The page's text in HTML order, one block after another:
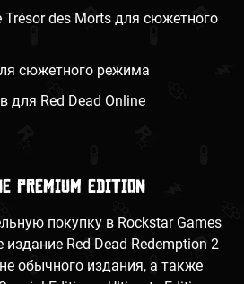
Trésor des Morts для сюжетного
сюжетного режима
для Red Dead Online
Premium Edition
покупку в Rockstar Games
издание Red Dead Redemption 2
обычного издания, а также